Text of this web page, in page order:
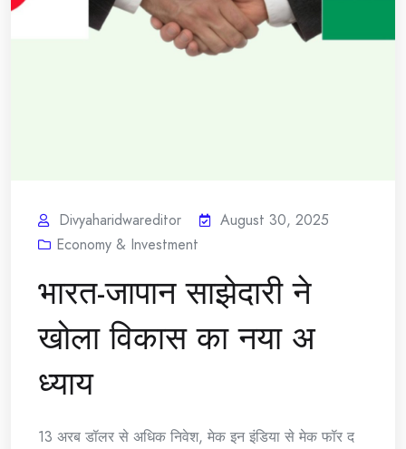
Divyaharidwareditor
August 30, 2025
Economy & Investment
भारत-जापान साझेदारी ने
खोला विकास का नया अ
ध्याय
13 अरब डॉलर से अधिक निवेश, मेक इन इंडिया से मेक फॉर द